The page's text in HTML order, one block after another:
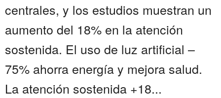
centrales, y los estudios muestran un
aumento del 18% en la atención
sostenida. El uso de luz artificial –
75% ahorra energía y mejora salud.
La atención sostenida +18...